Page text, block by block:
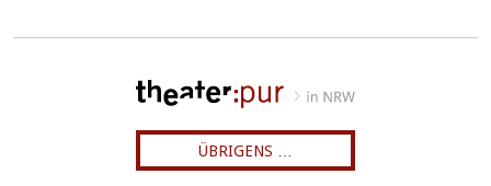
ÜBRIGENS …